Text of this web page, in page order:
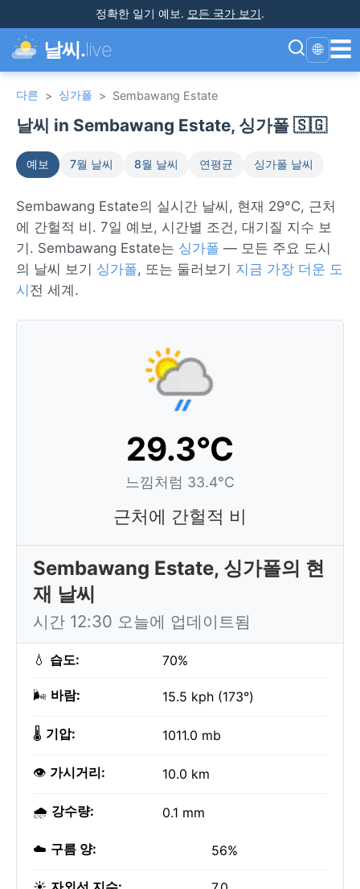
정확한 일기 예보. 모든 국가 보기.
날씨.live 🌐 ☰
다른 > 싱가폴 > Sembawang Estate
날씨 in Sembawang Estate, 싱가폴 🇸🇬
예보 7월 날씨 8월 날씨 연평균 싱가폴 날씨
Sembawang Estate의 실시간 날씨, 현재 29°C, 근처
에 간헐적 비. 7일 예보, 시간별 조건, 대기질 지수 보
기. Sembawang Estate는 싱가폴 — 모든 주요 도시
의 날씨 보기 싱가폴, 또는 둘러보기 지금 가장 더운 도
시 전 세계.
29.3°C
느낌처럼 33.4°C
근처에 간헐적 비
Sembawang Estate, 싱가폴의 현
재 날씨
시간 12:30 오늘에 업데이트됨
💧 습도: 70%
🌬️ 바람: 15.5 kph (173°)
🌡️ 기압: 1011.0 mb
👁️ 가시거리: 10.0 km
🌧️ 강수량: 0.1 mm
☁️ 구름 양: 56%